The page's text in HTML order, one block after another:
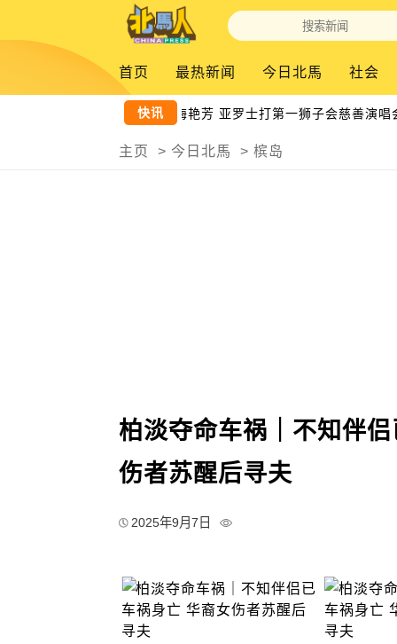
首页 最热新闻 今日北馬 社会
快讯
致敬张国荣梅艳芳 亚罗士打第一狮子会慈善演唱会
主页 >今日北馬 >槟岛
柏淡夺命车祸｜不知伴
伤者苏醒后寻夫
2025年9月7日